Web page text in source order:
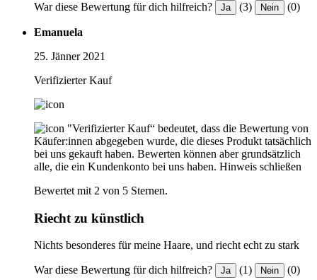
War diese Bewertung für dich hilfreich? Ja (3) Nein (0)
Emanuela
25. Jänner 2021
Verifizierter Kauf
"Verifizierter Kauf“ bedeutet, dass die Bewertung von
Käufer:innen abgegeben wurde, die dieses Produkt tatsächlich
bei uns gekauft haben. Bewerten können aber grundsätzlich
alle, die ein Kundenkonto bei uns haben. Hinweis schließen
Bewertet mit 2 von 5 Sternen.
Riecht zu künstlich
Nichts besonderes für meine Haare, und riecht echt zu stark
War diese Bewertung für dich hilfreich? Ja (1) Nein (0)